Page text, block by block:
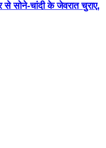
से सोने-चांदी के जेवरात चुराए,